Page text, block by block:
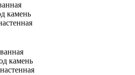
камень
камень